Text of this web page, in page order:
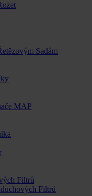
Sadám
MAP
Filtrů
Filtrů